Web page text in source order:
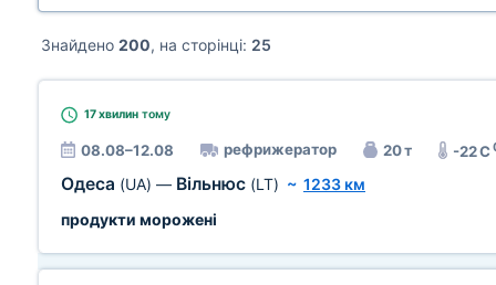
Знайдено 200, на сторінці: 25
17 хвилин тому
08.08–12.08 рефрижератор 20 т -22 C
Одеса (UA) — Вільнюс (LT) ~ 1233 км
продукти морожені